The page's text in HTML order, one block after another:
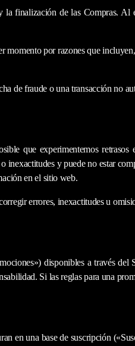
finalización de las Compras.
momento por razones que
de fraude o una transacción no
que experimentemos
y puede no estar
en el sitio web.
errores, inexactitudes u
disponibles a través
Si las reglas para una
en una base de suscripción